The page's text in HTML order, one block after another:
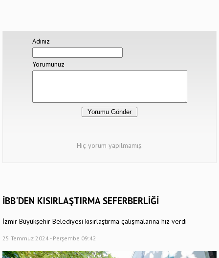
Adınız
Yorumunuz
Hiç yorum yapılmamış.
İBB'DEN KISIRLAŞTIRMA SEFERBERLİĞİ
İzmir Büyükşehir Belediyesi kısırlaştırma çalışmalarına hız verdi
25 Temmuz 2024 - Perşembe 09:42